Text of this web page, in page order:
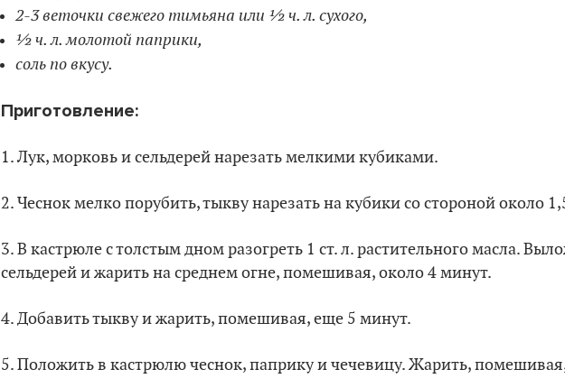
2-3 веточки свежего тимьяна или ½ ч. л. сухого,
½ ч. л. молотой паприки,
соль по вкусу.
Приготовление:
1. Лук, морковь и сельдерей нарезать мелкими кубиками.
2. Чеснок мелко порубить, тыкву нарезать на кубики со стороной около
3. В кастрюле с толстым дном разогреть 1 ст. л. растительного масла.
сельдерей и жарить на среднем огне, помешивая, около 4 минут.
4. Добавить тыкву и жарить, помешивая, еще 5 минут.
5. Положить в кастрюлю чеснок, паприку и чечевицу. Жарить,